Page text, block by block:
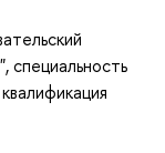
специальность